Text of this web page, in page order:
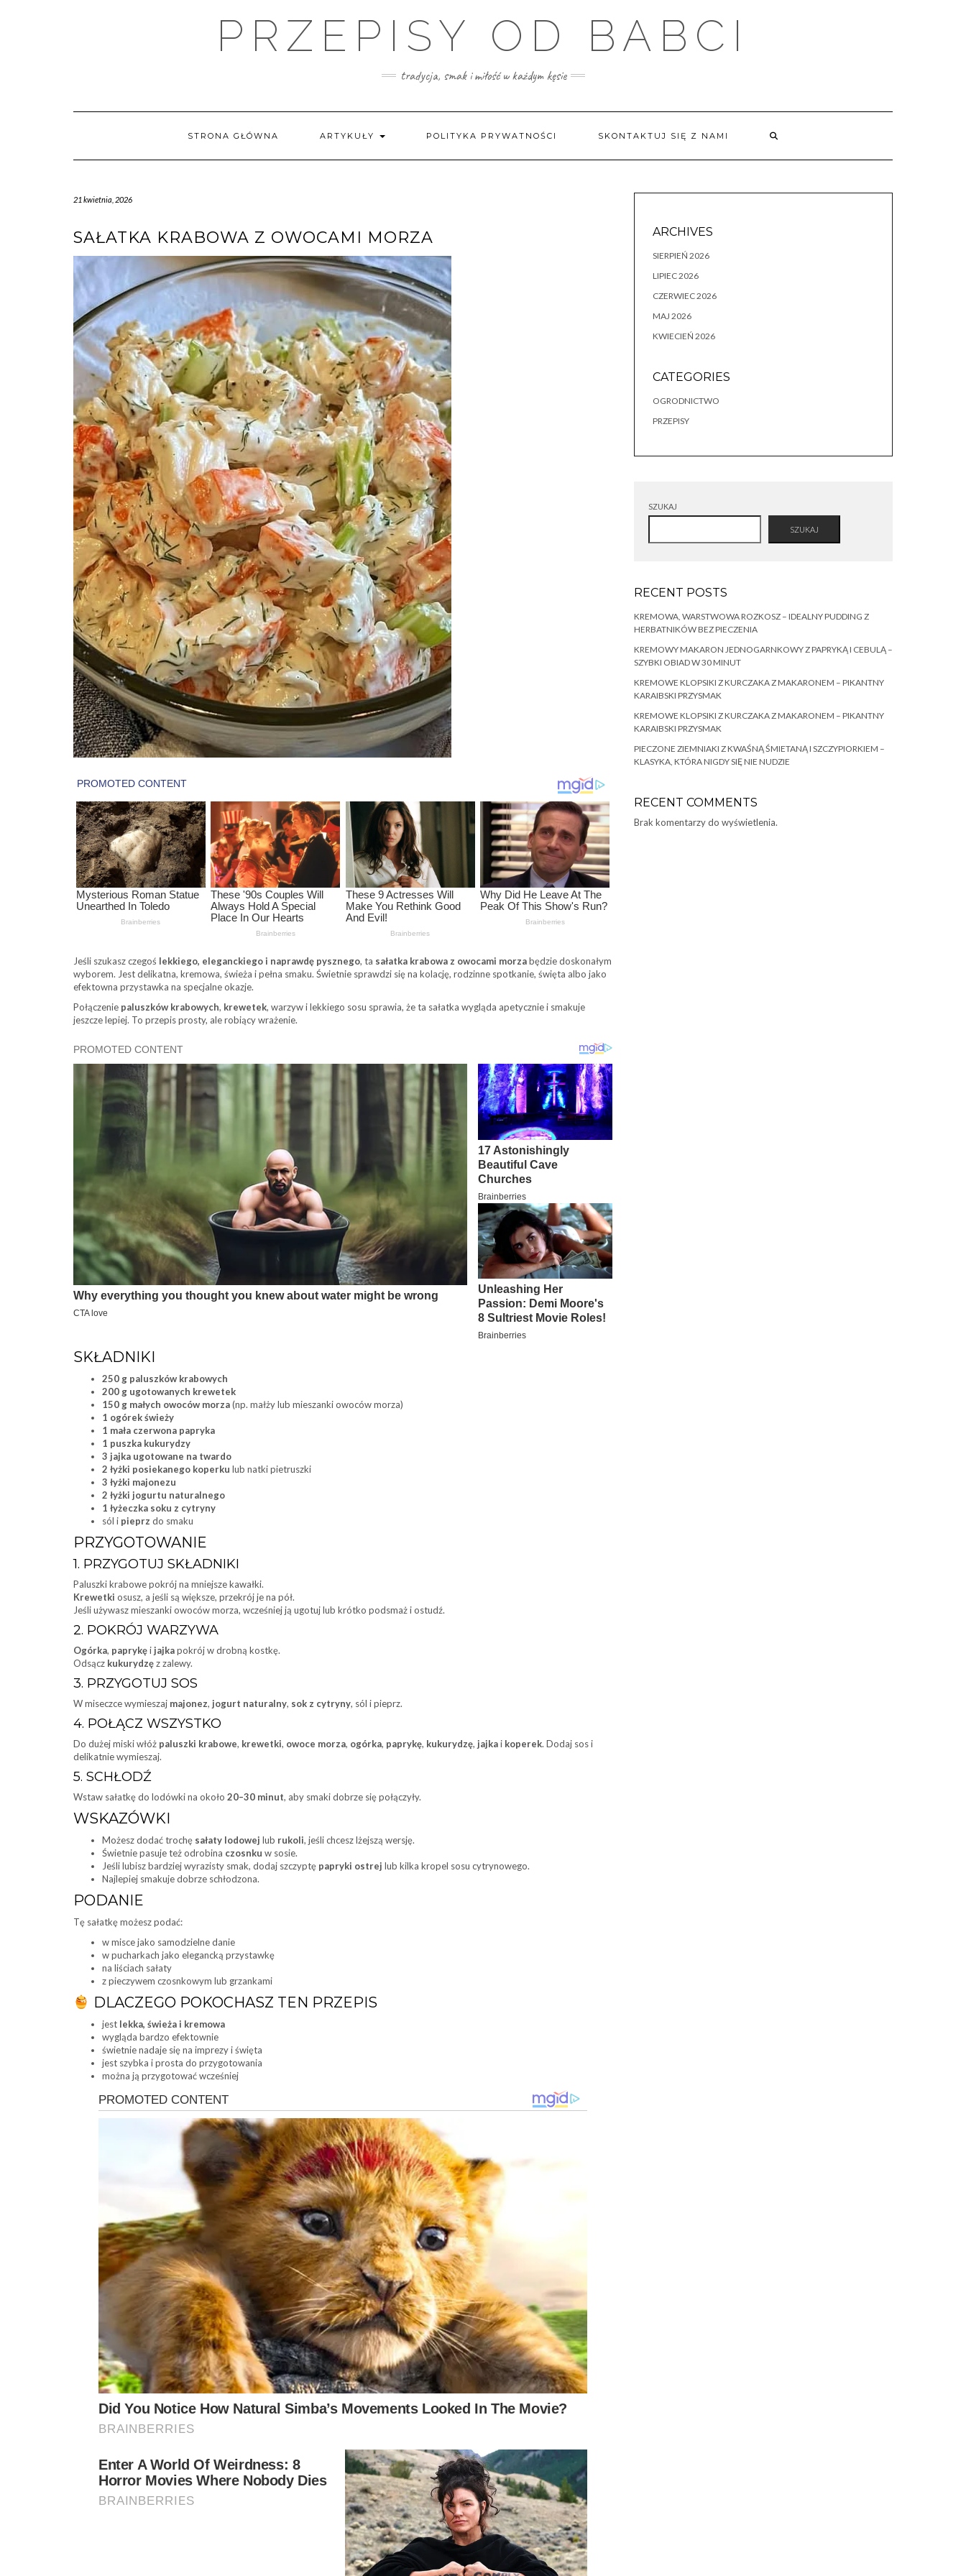
PRZEPISY OD BABCI
tradycja, smak i miłość w każdym kęsie
STRONA GŁÓWNA ARTYKUŁY POLITYKA PRYWATNOŚCI SKONTAKTUJ SIĘ Z NAMI
21 kwietnia, 2026
SAŁATKA KRABOWA Z OWOCAMI MORZA
Jeśli szukasz czegoś lekkiego, eleganckiego i naprawdę pysznego, ta sałatka krabowa z owocami morzabędzie doskonałym
wyborem. Jest delikatna, kremowa, świeża i pełna smaku. Świetnie sprawdzi się na kolację, rodzinne spotkanie, święta albo jako
efektowna przystawka na specjalne okazje.
Połączenie paluszków krabowych, krewetek, warzyw i lekkiego sosu sprawia, że ta sałatka wygląda apetycznie i smakuje
jeszcze lepiej. To przepis prosty, ale robiący wrażenie.
SKŁADNIKI
250 g paluszków krabowych
200 g ugotowanych krewetek
150 g małych owoców morza(np. małży lub mieszanki owoców morza)
1 ogórek świeży
1 mała czerwona papryka
1 puszka kukurydzy
3 jajka ugotowane na twardo
2 łyżki posiekanego koperku lub natki pietruszki
3 łyżki majonezu
2 łyżki jogurtu naturalnego
1 łyżeczka soku z cytryny
sól i pieprz do smaku
PRZYGOTOWANIE
1. PRZYGOTUJ SKŁADNIKI
Paluszki krabowe pokrój na mniejsze kawałki.
Krewetki osusz, a jeśli są większe, przekrój je na pół.
Jeśli używasz mieszanki owoców morza, wcześniej ją ugotuj lub krótko podsmaż i ostudź.
2. POKRÓJ WARZYWA
Ogórka, paprykęi jajkapokrój w drobną kostkę.
Odsącz kukurydzęz zalewy.
3. PRZYGOTUJ SOS
W miseczce wymieszaj majonez, jogurt naturalny, sok z cytryny, sól i pieprz.
4. POŁĄCZ WSZYSTKO
Do dużej miski włóż paluszki krabowe, krewetki, owoce morza, ogórka, paprykę, kukurydzę, jajkai koperek. Dodaj sos i
delikatnie wymieszaj.
5. SCHŁODŹ
Wstaw sałatkę do lodówki na około 20–30 minut, aby smaki dobrze się połączyły.
WSKAZÓWKI
Możesz dodać trochę sałaty lodowej lub rukoli, jeśli chcesz lżejszą wersję.
Świetnie pasuje też odrobina czosnku w sosie.
Jeśli lubisz bardziej wyrazisty smak, dodaj szczyptę papryki ostrej lub kilka kropel sosu cytrynowego.
Najlepiej smakuje dobrze schłodzona.
PODANIE
Tę sałatkę możesz podać:
w misce jako samodzielne danie
w pucharkach jako elegancką przystawkę
na liściach sałaty
z pieczywem czosnkowym lub grzankami
DLACZEGO POKOCHASZ TEN PRZEPIS
jest lekka, świeża i kremowa
wygląda bardzo efektownie
świetnie nadaje się na imprezy i święta
jest szybka i prosta do przygotowania
można ją przygotować wcześniej
ARCHIVES
SIERPIEŃ 2026
LIPIEC 2026
CZERWIEC 2026
MAJ 2026
KWIECIEŃ 2026
CATEGORIES
OGRODNICTWO
PRZEPISY
SZUKAJ
SZUKAJ
RECENT POSTS
KREMOWA, WARSTWOWA ROZKOSZ – IDEALNY PUDDING Z
HERBATNIKÓW BEZ PIECZENIA
KREMOWY MAKARON JEDNOGARNKOWY Z PAPRYKĄ I CEBULĄ –
SZYBKI OBIAD W 30 MINUT
KREMOWE KLOPSIKI Z KURCZAKA Z MAKARONEM – PIKANTNY
KARAIBSKI PRZYSMAK
KREMOWE KLOPSIKI Z KURCZAKA Z MAKARONEM – PIKANTNY
KARAIBSKI PRZYSMAK
PIECZONE ZIEMNIAKI Z KWAŚNĄ ŚMIETANĄ I SZCZYPIORKIEM –
KLASYKA, KTÓRA NIGDY SIĘ NIE NUDZIE
RECENT COMMENTS
Brak komentarzy do wyświetlenia.